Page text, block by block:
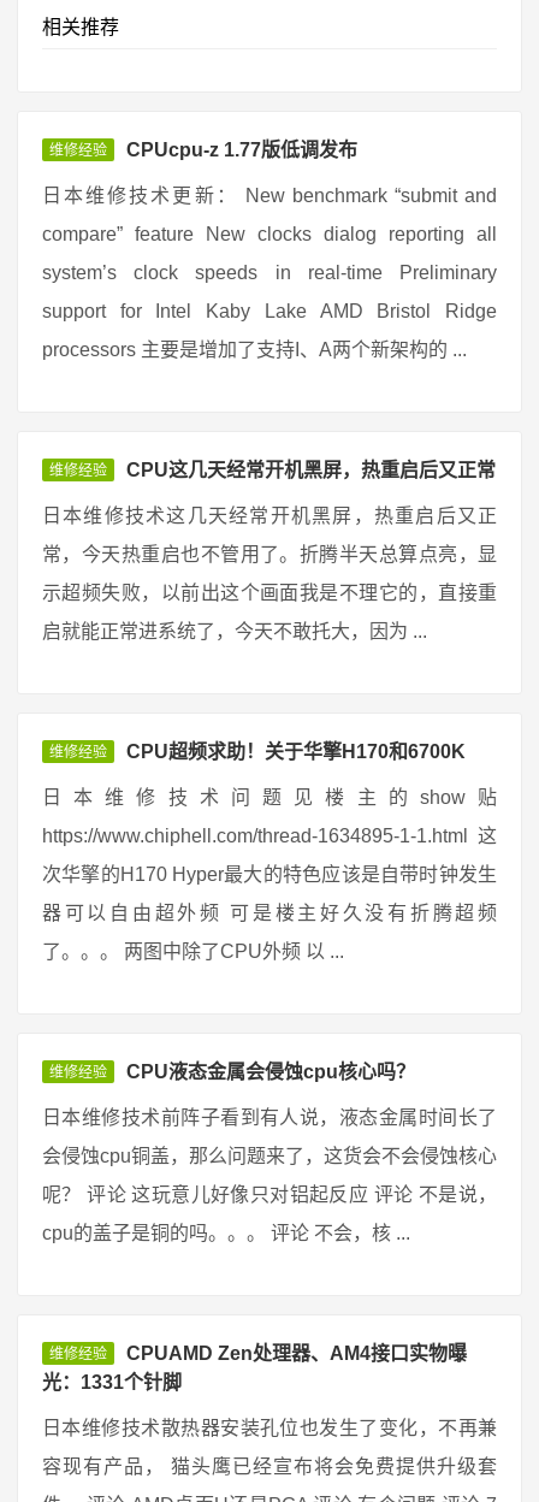
相关推荐
维修经验 CPUcpu-z 1.77版低调发布
日本维修技术更新： New benchmark “submit and
compare” feature New clocks dialog reporting all
system’s clock speeds in real-time Preliminary
support for Intel Kaby Lake AMD Bristol Ridge
processors 主要是增加了支持I、A两个新架构的 ...
维修经验 CPU这几天经常开机黑屏，热重启后又正常
日本维修技术这几天经常开机黑屏，热重启后又正
常，今天热重启也不管用了。折腾半天总算点亮，显
示超频失败，以前出这个画面我是不理它的，直接重
启就能正常进系统了，今天不敢托大，因为 ...
维修经验 CPU超频求助！关于华擎H170和6700K
日本维修技术问题见楼主的show贴
https://www.chiphell.com/thread-1634895-1-1.html 这
次华擎的H170 Hyper最大的特色应该是自带时钟发生
器可以自由超外频 可是楼主好久没有折腾超频
了。。。 两图中除了CPU外频 以 ...
维修经验 CPU液态金属会侵蚀cpu核心吗？
日本维修技术前阵子看到有人说，液态金属时间长了
会侵蚀cpu铜盖，那么问题来了，这货会不会侵蚀核心
呢？ 评论 这玩意儿好像只对铝起反应 评论 不是说，
cpu的盖子是铜的吗。。。 评论 不会，核 ...
维修经验
CPUAMD Zen处理器、AM4接口实物曝
光：1331个针脚
日本维修技术散热器安装孔位也发生了变化，不再兼
容现有产品， 猫头鹰已经宣布将会免费提供升级套